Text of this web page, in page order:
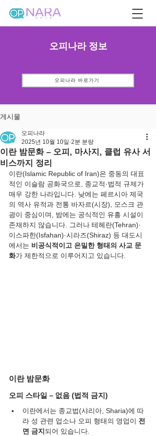
오피나라 정보
오피나라 바로가기
게시물
이란 밤문화 – 오피, 마사지, 클럽 유사 서
비스까지 정리
오피나라
2025년 10월 10일 2분 분량
이란(Islamic Republic of Iran)은 중동의 대표
적인 이슬람 공화국으로, 종교적·법적 규제가
매우 강한 나라입니다. 낮에는 페르시아 제국
의 역사 유적과 전통 바자르(시장), 모스크 관
광이 중심이며, 밤에는 공식적인 유흥 시설이
존재하지 않습니다. 그러나 테헤란(Tehran)·
이스파한(Isfahan)·시라즈(Shiraz) 등 대도시
에서는 비공식적이고 은밀한 형태의 사교 문
화가 제한적으로 이루어지고 있습니다.
이란 밤문화
오피 스타일 – 없음 (법적 금지)
이란에서는 종교법(샤리아, Sharia)에 따
라 성 관련 업소나 오피 형태의 영업이 전
면 금지 되어 있습니다.